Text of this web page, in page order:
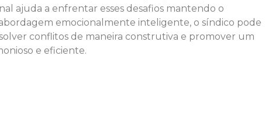
ajuda a enfrentar esses desafios mantendo o
emocionalmente inteligente, o síndico pode
conflitos de maneira construtiva e promover um
e eficiente.